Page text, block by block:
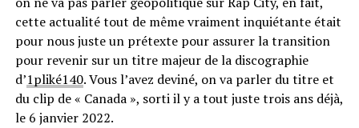
cette actualité tout de même vraiment inquiétante était
pour nous juste un prétexte pour assurer la transition
pour revenir sur un titre majeur de la discographie
d’1pliké140. Vous l’avez deviné, on va parler du titre et
du clip de « Canada », sorti il y a tout juste trois ans déjà,
le 6 janvier 2022.